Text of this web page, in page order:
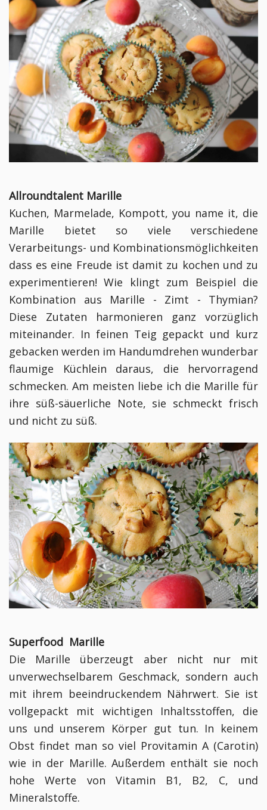
Allroundtalent Marille
Kuchen, Marmelade, Kompott, you name it, die
Marille bietet so viele verschiedene
Verarbeitungs- und Kombinationsmöglichkeiten
dass es eine Freude ist damit zu kochen und zu
experimentieren! Wie klingt zum Beispiel die
Kombination aus Marille - Zimt - Thymian?
Diese Zutaten harmonieren ganz vorzüglich
miteinander. In feinen Teig gepackt und kurz
gebacken werden im Handumdrehen wunderbar
flaumige Küchlein daraus, die hervorragend
schmecken. Am meisten liebe ich die Marille für
ihre süß-säuerliche Note, sie schmeckt frisch
und nicht zu süß.
Superfood Marille
Die Marille überzeugt aber nicht nur mit
unverwechselbarem Geschmack, sondern auch
mit ihrem beeindruckendem Nährwert. Sie ist
vollgepackt mit wichtigen Inhaltsstoffen, die
uns und unserem Körper gut tun. In keinem
Obst findet man so viel Provitamin A (Carotin)
wie in der Marille. Außerdem enthält sie noch
hohe Werte von Vitamin B1, B2, C, und
Mineralstoffe.